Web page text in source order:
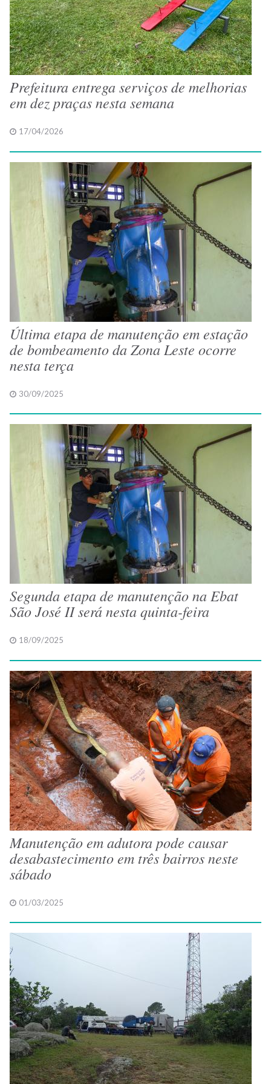
Prefeitura entrega serviços de melhorias
em dez praças nesta semana
17/04/2026
Última etapa de manutenção em estação
de bombeamento da Zona Leste ocorre
nesta terça
30/09/2025
Segunda etapa de manutenção na Ebat
São José II será nesta quinta-feira
18/09/2025
Manutenção em adutora pode causar
desabastecimento em três bairros neste
sábado
01/03/2025